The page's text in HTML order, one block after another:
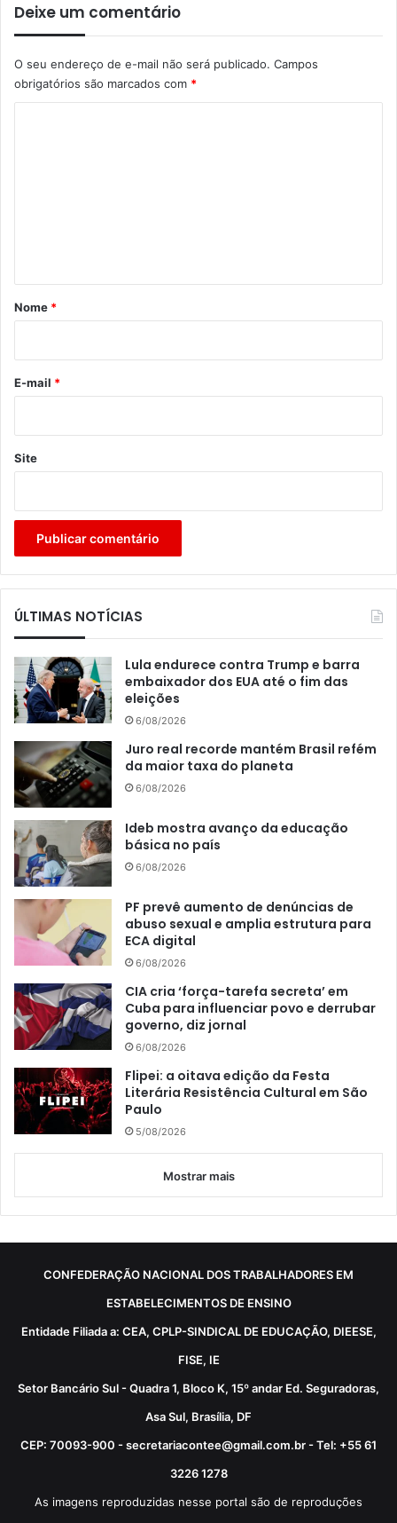
Deixe um comentário
O seu endereço de e-mail não será publicado. Campos
obrigatórios são marcados com *
r
*
Nome *
E-mail *
Site
ÚLTIMAS NOTÍCIAS
Lula endurece contra Trump e barra
embaixador dos EUA até o fim das
eleições
6/08/2026
Juro real recorde mantém Brasil refém
da maior taxa do planeta
6/08/2026
Ideb mostra avanço da educação
básica no país
6/08/2026
PF prevê aumento de denúncias de
abuso sexual e amplia estrutura para
ECA digital
6/08/2026
CIA cria ‘força-tarefa secreta’ em
Cuba para influenciar povo e derrubar
governo, diz jornal
6/08/2026
Flipei: a oitava edição da Festa
Literária Resistência Cultural em São
Paulo
5/08/2026
Mostrar mais
CONFEDERAÇÃO NACIONAL DOS TRABALHADORES EM
ESTABELECIMENTOS DE ENSINO
Entidade Filiada a: CEA, CPLP-SINDICAL DE EDUCAÇÃO, DIEESE,
FISE, IE
Setor Bancário Sul - Quadra 1, Bloco K, 15º andar Ed. Seguradoras,
Asa Sul, Brasília, DF
CEP: 70093-900 - secretariacontee@gmail.com.br - Tel: +55 61
3226 1278
As imagens reproduzidas nesse portal são de reproduções